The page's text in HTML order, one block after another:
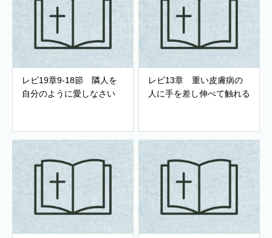
レビ19章9-18節 隣人を
自分のように愛しなさい
レビ13章 重い皮膚病の
人に手を差し伸べて触れる